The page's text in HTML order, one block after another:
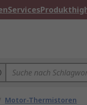
Services
Motor-Thermistoren